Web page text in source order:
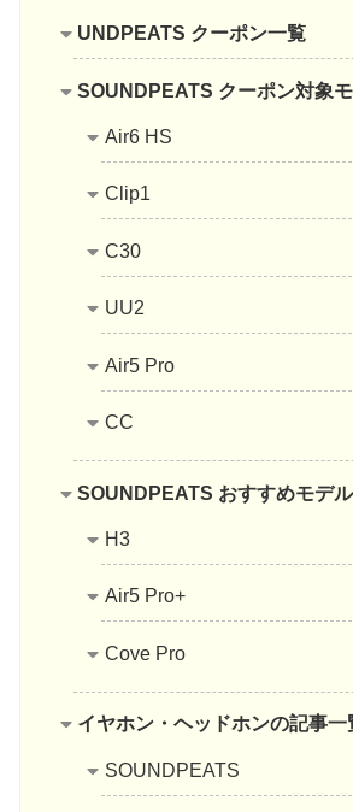
UNDPEATS クーポン一覧
SOUNDPEATS クーポン対象
Air6 HS
Clip1
C30
UU2
Air5 Pro
CC
SOUNDPEATS おすすめモデル
H3
Air5 Pro+
Cove Pro
イヤホン・ヘッドホンの記事一
SOUNDPEATS